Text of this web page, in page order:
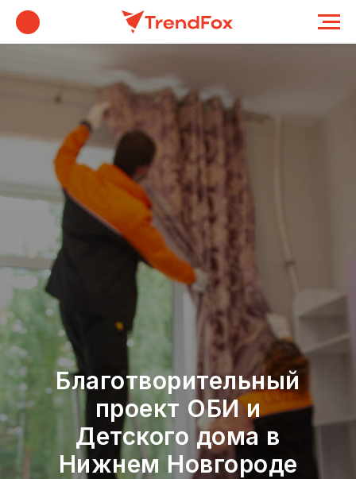
Благотворительный
проект ОБИ и
Детского дома в
Нижнем Новгороде